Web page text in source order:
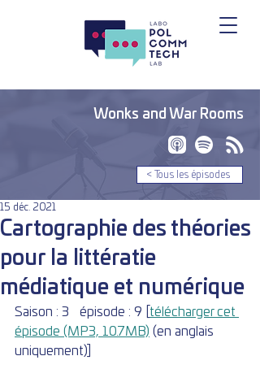
Wonks and War Rooms
< Tous les épisodes
Cartographie des théories
pour la littératie
médiatique et numérique
15 déc. 2021
Saison : 3 	épisode : 9 [ télécharger cet
épisode (MP3, 10.7MB) (en anglais
uniquement)]